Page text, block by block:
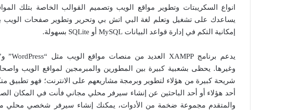
انواع السكريبتات وتطوير مواقع الويب وتصميم القوالب الخاصة بتلك
يساعدك على تشغيل وتعلم لغة البي اتش بي وتحرير وتطوير صفحات الويب
إمكانية التكم في إدارة قواعد البيانات MySQL أو SQLite بسهولة.
وغيرها. يحظى بشعبية كبيرة بين المطورين والمبرمجين لمواقع الويب
شريحة كبيرة من هؤلاء لتطوير وبرمجة مشاريعهم على الانترنت؛ فهو تطبيق
أحد هؤلاء أو أحد الباحثين عن إنشاء سيرفر محلي مجاني فأنت في المكان
والمتقدم مجموعة ضخمة من الأدوات، يمكنك إنشاء سيرفر شخصي محلي